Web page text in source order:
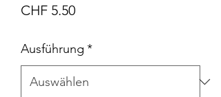
CHF 5.50Preis
Ausführung *